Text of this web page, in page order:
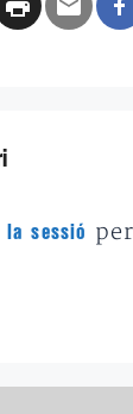
sessió